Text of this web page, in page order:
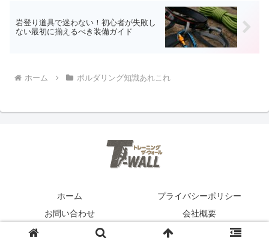
岩登り道具で迷わない！初心者が失敗し
ない最初に揃えるべき装備ガイド
ホーム ボルダリング知識あれこれ
ホーム
プライバシーポリシー
お問い合わせ
会社概要
© 2025 T-WALL.